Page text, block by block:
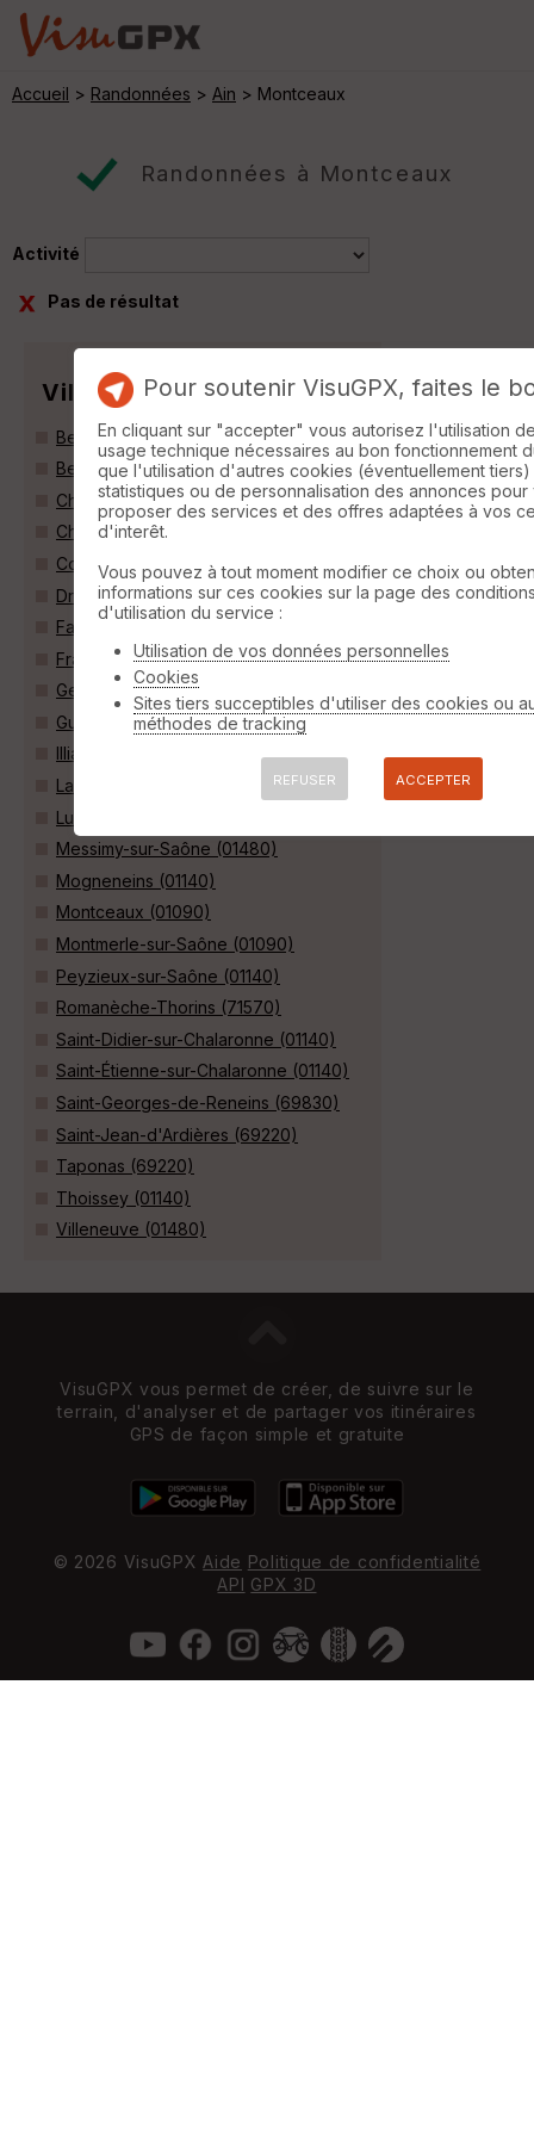
Accueil > Randonnées > Ain > Montceaux
Randonnées à Montceaux
Activité
Pas de résultat
Villes
Beauregard (01480)
Belleville (69220)
Chaleins (01480)
Chaneins (01990)
Corcelles-en-Beaujolais (69220)
Dracé (69220)
Fareins (01480)
Francheleins (01090)
Genouilleux (01090)
Guéreins (01090)
Illiat (01140)
Lancié (69220)
Lurcy (01090)
Messimy-sur-Saône (01480)
Mogneneins (01140)
Montceaux (01090)
Montmerle-sur-Saône (01090)
Peyzieux-sur-Saône (01140)
Romanèche-Thorins (71570)
Saint-Didier-sur-Chalaronne (01140)
Saint-Étienne-sur-Chalaronne (01140)
Saint-Georges-de-Reneins (69830)
Saint-Jean-d'Ardières (69220)
Taponas (69220)
Thoissey (01140)
Villeneuve (01480)
VisuGPX vous permet de créer, de suivre sur le
terrain, d'analyser et de partager vos itinéraires
GPS de façon simple et gratuite
© 2026 VisuGPX Aide Politique de confidentialité
API GPX 3D
Pour soutenir VisuGPX, faites le
En cliquant sur "accepter" vous autorisez l'utilisation
usage technique nécessaires au bon fonctionnement
que l'utilisation d'autres cookies (éventuellement
statistiques ou de personnalisation des annonces pour
proposer des services et des offres adaptées à vos
d'interêt.
Vous pouvez à tout moment modifier ce choix ou
informations sur ces cookies sur la page des
d'utilisation du service :
Utilisation de vos données personnelles
Cookies
Sites tiers succeptibles d'utiliser des cookies ou
méthodes de tracking
REFUSER ACCEPTER